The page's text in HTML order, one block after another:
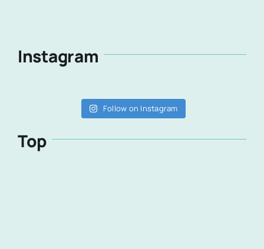
Instagram
Follow on Instagram
Top